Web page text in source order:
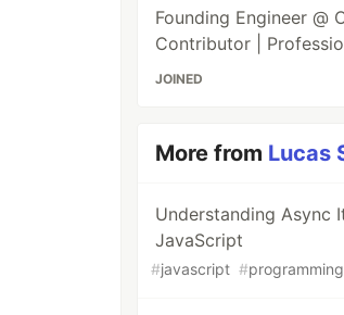
Founding Engineer @
Contributor |
JOINED
More from Lucas
Understanding Async
JavaScript
#javascript #programming